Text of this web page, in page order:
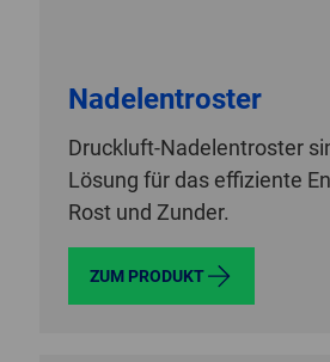
Nadelentroster
Druckluft-Nadelentroster
Lösung für das effiziente
Rost und Zunder.
ZUM PRODUKT